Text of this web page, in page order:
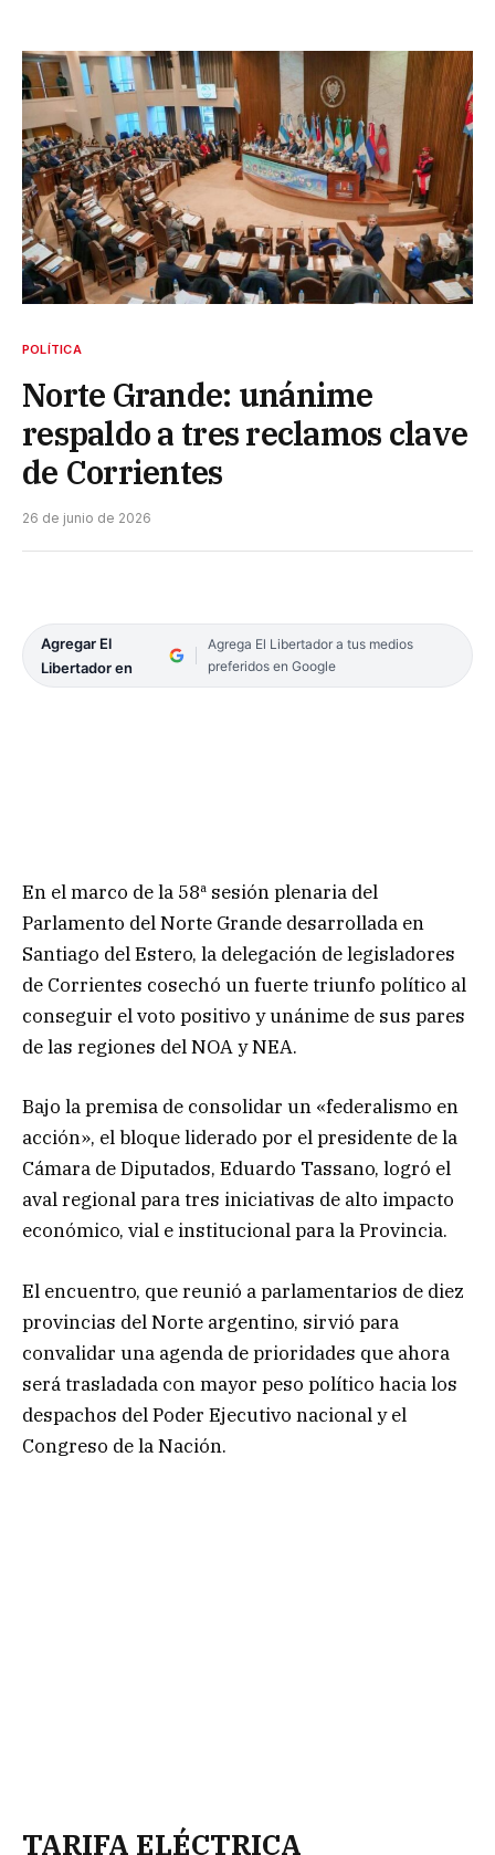
POLÍTICA
Norte Grande: unánime
respaldo a tres reclamos clave
de Corrientes
26 de junio de 2026
Agregar El
Libertador en
Agrega El Libertador a tus medios
preferidos en Google
En el marco de la 58ª sesión plenaria del
Parlamento del Norte Grande desarrollada en
Santiago del Estero, la delegación de legisladores
de Corrientes cosechó un fuerte triunfo político al
conseguir el voto positivo y unánime de sus pares
de las regiones del NOA y NEA.
Bajo la premisa de consolidar un «federalismo en
acción», el bloque liderado por el presidente de la
Cámara de Diputados, Eduardo Tassano, logró el
aval regional para tres iniciativas de alto impacto
económico, vial e institucional para la Provincia.
El encuentro, que reunió a parlamentarios de diez
provincias del Norte argentino, sirvió para
convalidar una agenda de prioridades que ahora
será trasladada con mayor peso político hacia los
despachos del Poder Ejecutivo nacional y el
Congreso de la Nación.
TARIFA ELÉCTRICA